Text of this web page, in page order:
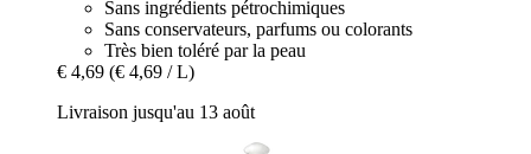
Sans ingrédients pétrochimiques
Sans conservateurs, parfums ou colorants
Très bien toléré par la peau
€ 4,69 (€ 4,69 / L)
Livraison jusqu'au 13 août